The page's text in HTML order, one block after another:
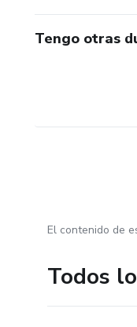
Tengo otras
El contenido de
Todos